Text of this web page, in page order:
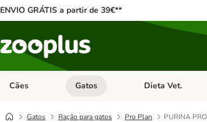
ENVIO GRÁTIS a partir de 39€**
Cães Abrir menu de categoria: Cães
Gatos Abrir menu de
Dieta Vet.
Gatos Ração para gatos Pro Plan PURINA